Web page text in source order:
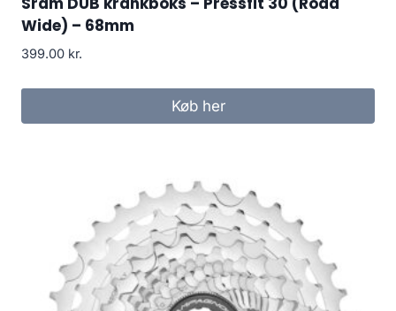
Wide) – 68mm
399.00 kr.
Køb her